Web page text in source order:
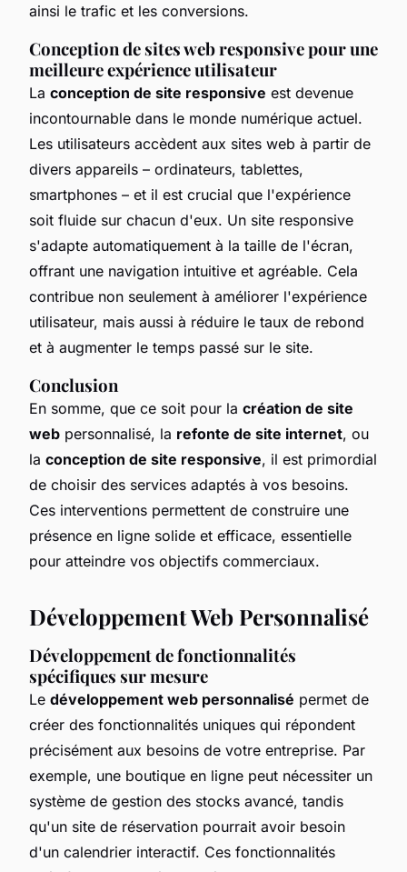
ainsi le trafic et les conversions.
Conception de sites web responsive pour une
meilleure expérience utilisateur
La conception de site responsive est devenue
incontournable dans le monde numérique actuel.
Les utilisateurs accèdent aux sites web à partir de
divers appareils – ordinateurs, tablettes,
smartphones – et il est crucial que l'expérience
soit fluide sur chacun d'eux. Un site responsive
s'adapte automatiquement à la taille de l'écran,
offrant une navigation intuitive et agréable. Cela
contribue non seulement à améliorer l'expérience
utilisateur, mais aussi à réduire le taux de rebond
et à augmenter le temps passé sur le site.
Conclusion
En somme, que ce soit pour la création de site
web personnalisé, la refonte de site internet, ou
la conception de site responsive, il est primordial
de choisir des services adaptés à vos besoins.
Ces interventions permettent de construire une
présence en ligne solide et efficace, essentielle
pour atteindre vos objectifs commerciaux.
Développement Web Personnalisé
Développement de fonctionnalités
spécifiques sur mesure
Le développement web personnalisé permet de
créer des fonctionnalités uniques qui répondent
précisément aux besoins de votre entreprise. Par
exemple, une boutique en ligne peut nécessiter un
système de gestion des stocks avancé, tandis
qu'un site de réservation pourrait avoir besoin
d'un calendrier interactif. Ces fonctionnalités